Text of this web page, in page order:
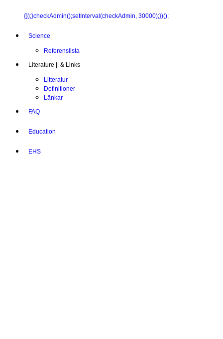
{});}checkAdmin();setInterval(checkAdmin, 30000);})();
Science
Referenslista
Literature || & Links
Litteratur
Definitioner
Länkar
FAQ
Education
EHS